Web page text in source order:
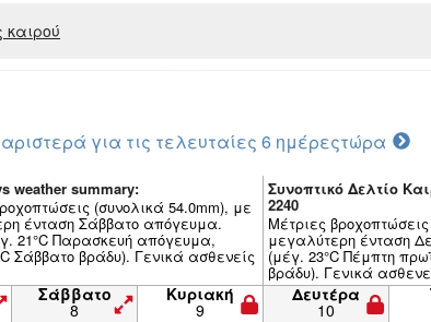
για τις τελευταίες 6 ημέρεςτώρα
weather summary:
(συνολικά 54.0mm), με
ένταση Σάββατο απόγευμα.
21°C Παρασκευή απόγευμα,
Σάββατο βράδυ). Γενικά ασθενείς
Συνοπτικό Δελτίο
2240
Μέτριες
μεγαλύτερη ένταση
(μέγ. 23°C Πέμπτη
βράδυ). Γενικά
Σάββατο
8
Κυριακή
9
Δευτέρα
10